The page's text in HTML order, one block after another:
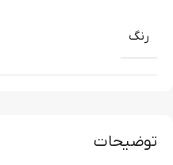
توضیحات
رنگ